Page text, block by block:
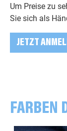
Um Preise zu
Sie sich als
JETZT
FARBEN